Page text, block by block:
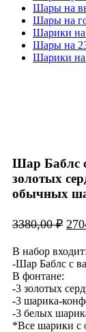
Шары на
Шары на
Шарики на
Шары на
Шарики на
Шар Баблс
золотых
обычных
3380,00₽
В набор входит:
-Шар Баблс с
В фонтане:
-3 золотых
-3 шарика-
-3 белых
*Все шарики с